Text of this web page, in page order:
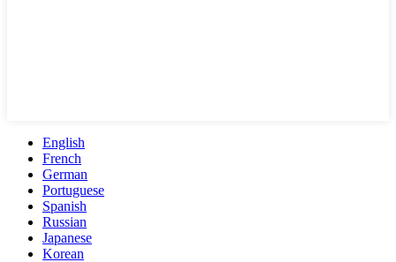
English
French
German
Portuguese
Spanish
Russian
Japanese
Korean